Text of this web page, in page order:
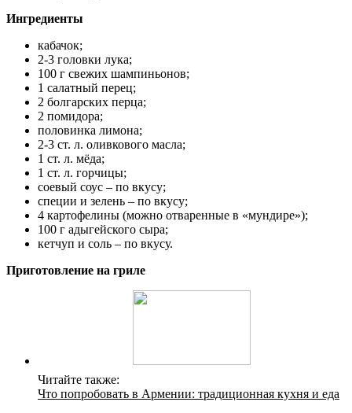
Ингредиенты
кабачок;
2-3 головки лука;
100 г свежих шампиньонов;
1 салатный перец;
2 болгарских перца;
2 помидора;
половинка лимона;
2-3 ст. л. оливкового масла;
1 ст. л. мёда;
1 ст. л. горчицы;
соевый соус – по вкусу;
специи и зелень – по вкусу;
4 картофелины (можно отваренные в «мундире»);
100 г адыгейского сыра;
кетчуп и соль – по вкусу.
Приготовление на гриле
Читайте также:
Что попробовать в Армении: традиционная кухня и еда